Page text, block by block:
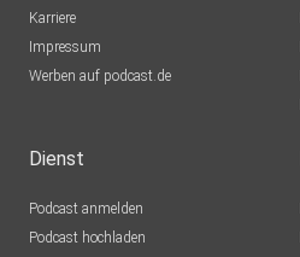
Sveana
Brandenburg
SunnyHWI
Karriere
Impressum
Werben auf podcast.de
Dienst
Podcast anmelden
Podcast hochladen